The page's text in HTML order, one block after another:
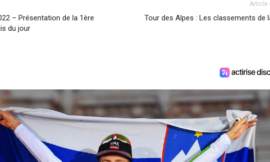
– Présentation de la 1ère
du jour
Article
Tour des Alpes : Les classements de